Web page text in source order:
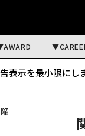
AWARD
表示を最小限にし